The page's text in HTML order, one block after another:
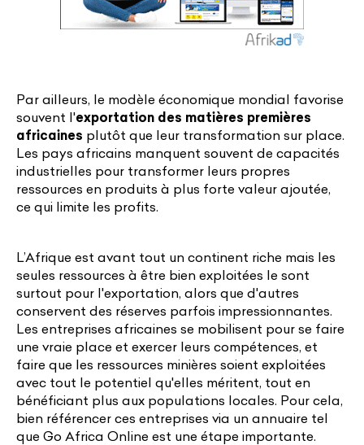
Par ailleurs, le modèle économique mondial favorise
souvent l'exportation des matières premières
africaines plutôt que leur transformation sur place.
Les pays africains manquent souvent de capacités
industrielles pour transformer leurs propres
ressources en produits à plus forte valeur ajoutée,
ce qui limite les profits.
L’Afrique est avant tout un continent riche mais les
seules ressources à être bien exploitées le sont
surtout pour l'exportation, alors que d'autres
conservent des réserves parfois impressionnantes.
Les entreprises africaines se mobilisent pour se faire
une vraie place et exercer leurs compétences, et
faire que les ressources minières soient exploitées
avec tout le potentiel qu'elles méritent, tout en
bénéficiant plus aux populations locales. Pour cela,
bien référencer ces entreprises via un annuaire tel
que Go Africa Online est une étape importante.